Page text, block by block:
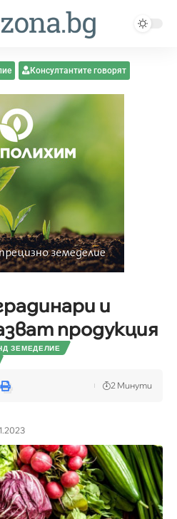
Консултантите говорят
и
продукция
ЗЕМЕДЕЛИЕ
2 Минути